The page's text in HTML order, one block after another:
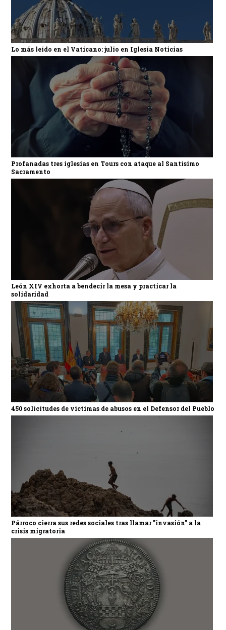
Lo más leído en el Vaticano: julio en Iglesia Noticias
Profanadas tres iglesias en Tours con ataque al Santísimo
Sacramento
León XIV exhorta a bendecir la mesa y practicar la
solidaridad
450 solicitudes de víctimas de abusos en el Defensor del Pueblo
Párroco cierra sus redes sociales tras llamar "invasión" a la
crisis migratoria